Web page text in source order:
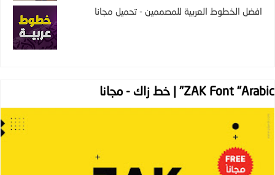
افضل الخطوط العربية للمصممين - تحميل مجانا
ZAK Font "Arabic" | خط زاك - مجانا